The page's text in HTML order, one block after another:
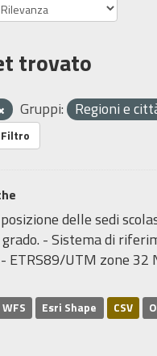
trovato
Gruppi: Regioni e
delle sedi
- Sistema di
ETRS89/UTM zone 32
WFS Esri Shape CSV